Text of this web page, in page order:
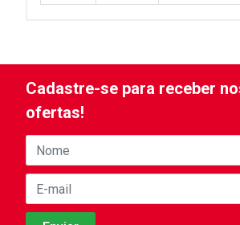
Cadastre-se para receber
ofertas!